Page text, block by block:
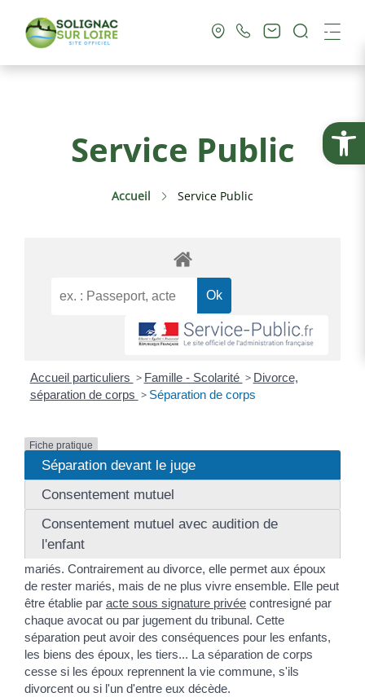
Ouvrir
Vie Pratique
Culture & Loisirs
Service Public
Service Public
Accueil Service Public
Accueil particuliers > Famille - Scolarité > Divorce,
séparation de corps > Séparation de corps
Fiche pratique
Séparation de corps
Vérifié le 08/12/2021 - Direction de l'information légale et
administrative (Première ministre), Ministère chargé de la justice
La séparation de corps concerne uniquement les couples
mariés. Contrairement au divorce, elle permet aux époux
de rester mariés, mais de ne plus vivre ensemble. Elle peut
être établie par acte sous signature privée contresigné par
chaque avocat ou par jugement du tribunal. Cette
séparation peut avoir des conséquences pour les enfants,
les biens des époux, les tiers... La séparation de corps
cesse si les époux reprennent la vie commune, s'ils
divorcent ou si l'un d'entre eux décède.
Séparation devant le juge
Consentement mutuel
Consentement mutuel avec audition de
l'enfant